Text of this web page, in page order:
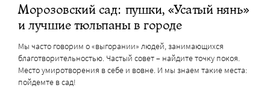
Морозовский сад: пушки, «Усатый нянь»
и лучшие тюльпаны в городе
Мы часто говорим о «выгорании» людей, занимающихся
благотворительностью. Частый совет – найдите точку покоя.
Место умиротворения в себе и вовне. И мы знаем такие места:
пойдемте в сад!